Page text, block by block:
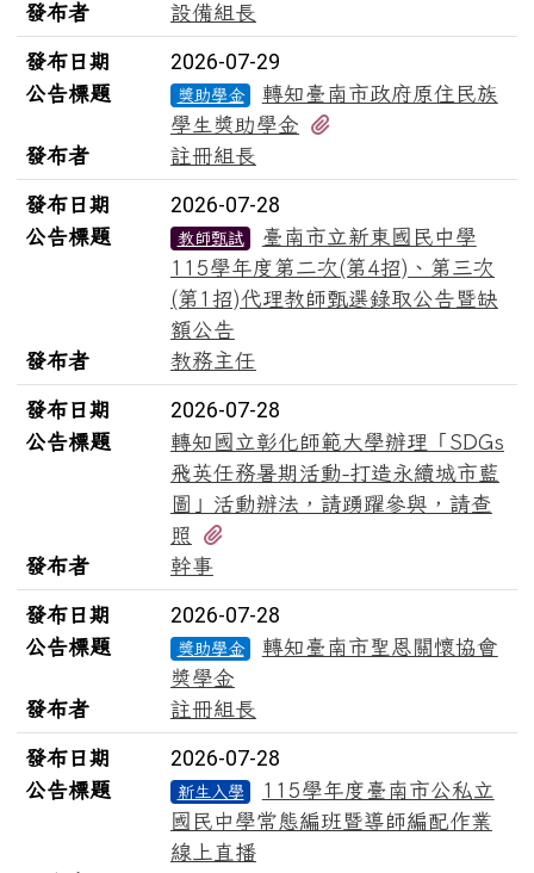
發布者
設備組長
發布日期 2026-07-29
公告標題 獎助學金
轉知臺南市政府原住民族
學生獎助學金
發布者
註冊組長
發布日期 2026-07-28
公告標題 教師甄試
臺南市立新東國民中學
115學年度第二次(第4招)、第三次
(第1招)代理教師甄選錄取公告暨缺
額公告
發布者
教務主任
發布日期 2026-07-28
公告標題
轉知國立彰化師範大學辦理「SDGs
飛英任務暑期活動-打造永續城市藍
圖」活動辦法，請踴躍參與，請查
照
發布者
幹事
發布日期 2026-07-28
公告標題 獎助學金
轉知臺南市聖恩關懷協會
獎學金
發布者
註冊組長
發布日期 2026-07-28
公告標題 新生入學
115學年度臺南市公私立
國民中學常態編班暨導師編配作業
線上直播